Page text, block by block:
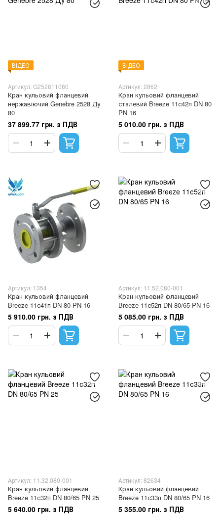
ВІДЕО
Артикул: G252811080
Кран кульовий фланцевий
нержавіючий Genebre 2528 Ду
80
37 899.77 грн. з ПДВ
ВІДЕО
Артикул: 2862
Кран кульовий фланцевий
сталевий Breeze 11с42п DN 80
PN 16
5 010.00 грн. з ПДВ
Артикул: 1354
Кран кульовий фланцевий
Breeze 11с41п DN 80 PN 16
5 910.00 грн. з ПДВ
Артикул: 11.52.080-001
Кран кульовий фланцевий
Breeze 11с52п DN 80/65 PN 16
5 085.00 грн. з ПДВ
Артикул: 11.32.080-001
Кран кульовий фланцевий
Breeze 11с32п DN 80/65 PN 25
5 640.00 грн. з ПДВ
Артикул: 82634
Кран кульовий фланцевий
Breeze 11с33п DN 80/65 PN 16
5 355.00 грн. з ПДВ